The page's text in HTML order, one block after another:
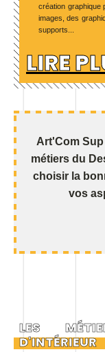
création graphique
images, des
supports...
LIRE
Art'Com
métiers du
choisir la
vos
LES
D'INTÉRIEUR